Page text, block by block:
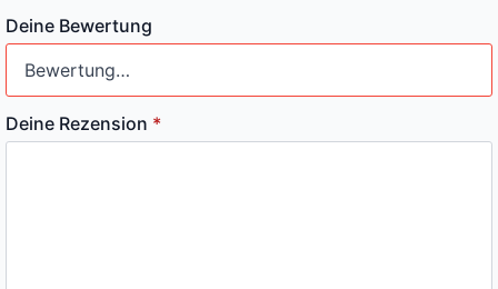
Deine Bewertung
Deine Rezension *